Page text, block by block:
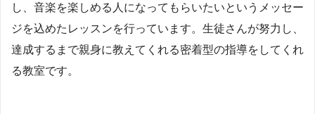
し、音楽を楽しめる人になってもらいたいというメッセー
ジを込めたレッスンを行っています。生徒さんが努力し、
達成するまで親身に教えてくれる密着型の指導をしてくれ
る教室です。